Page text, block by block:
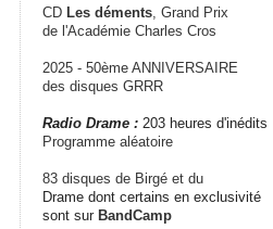
CD Les déments , Grand Prix
de l'Académie Charles Cros
2025 - 50ème ANNIVERSAIRE
des disques GRRR
Radio Drame : 203 heures d'inédits
Programme aléatoire
83 disques de Birgé et du
Drame dont certains en exclusivité
sont sur BandCamp